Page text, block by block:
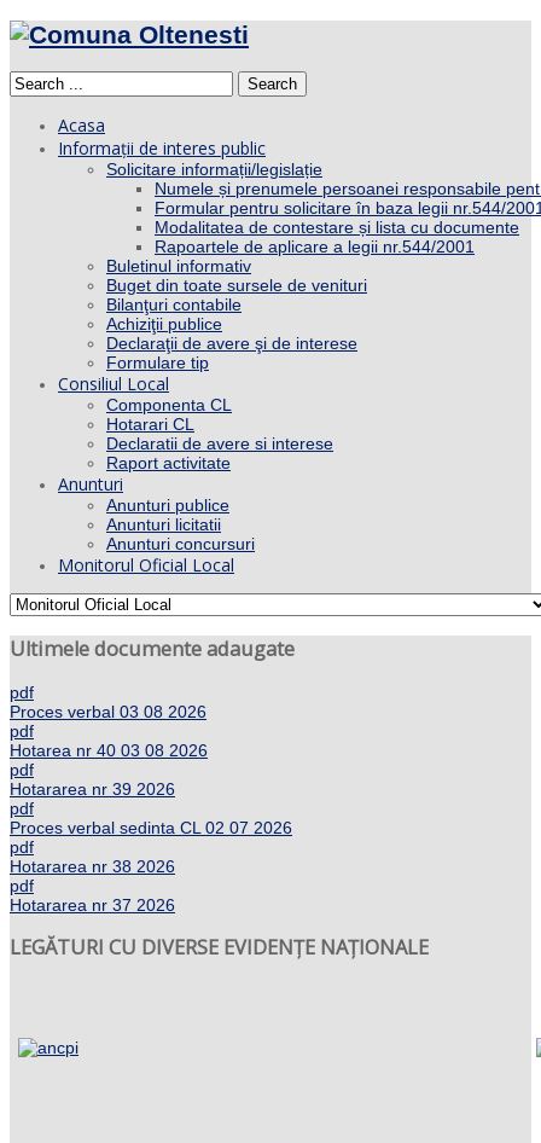
Search
Acasa
Informații de interes public
Solicitare informații/legislație
Numele și prenumele persoanei responsabile
Formular pentru solicitare în baza legii nr.544/
Modalitatea de contestare și lista cu documente
Rapoartele de aplicare a legii nr.544/2001
Buletinul informativ
Buget din toate sursele de venituri
Bilanţuri contabile
Achiziţii publice
Declaraţii de avere şi de interese
Formulare tip
Consiliul Local
Componenta CL
Hotarari CL
Declaratii de avere si interese
Raport activitate
Anunturi
Anunturi publice
Anunturi licitatii
Anunturi concursuri
Monitorul Oficial Local
Ultimele documente adaugate
pdf
Proces verbal 03 08 2026
pdf
Hotarea nr 40 03 08 2026
pdf
Hotararea nr 39 2026
pdf
Proces verbal sedinta CL 02 07 2026
pdf
Hotararea nr 38 2026
pdf
Hotararea nr 37 2026
LEGĂTURI CU DIVERSE EVIDENȚE NAȚIONALE